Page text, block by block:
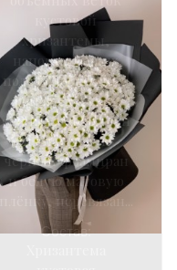
кустовой
хризантемы,
напоминающих
поле белоснежных
ромашек. Букет
стильно оформлен
и упакован в
черный фоамиран
и белую матовую
плёнку, перевязан...
Состав: